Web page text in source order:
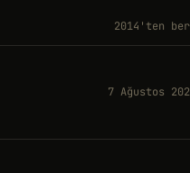
2014'ten
7 Ağustos